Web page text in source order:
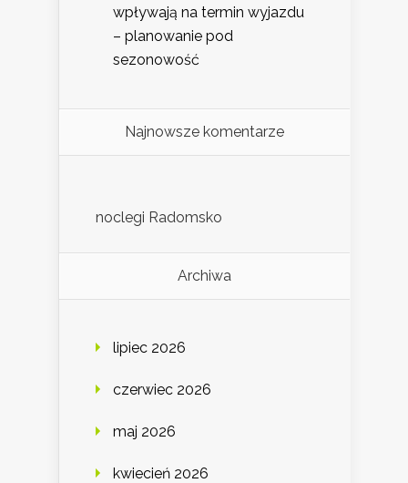
wpływają na termin wyjazdu
– planowanie pod
sezonowość
Najnowsze komentarze
noclegi Radomsko
Archiwa
lipiec 2026
czerwiec 2026
maj 2026
kwiecień 2026